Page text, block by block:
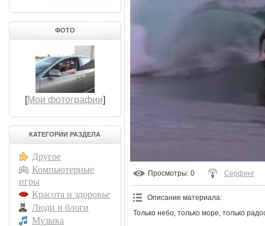
ФОТО
[Мои фотографии]
КАТЕГОРИИ РАЗДЕЛА
Другое
Компьютерные
игры
Красота и здоровье
Люди и блоги
Музыка
Просмотры: 0 Серфинг
Описание материала:
Только небо, только море, только